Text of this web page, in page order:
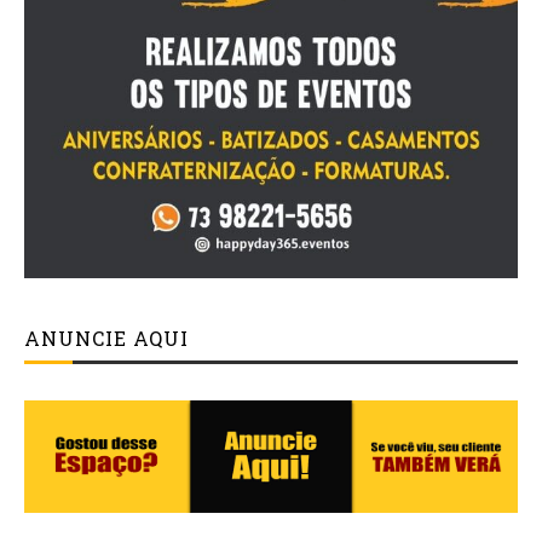
ANUNCIE AQUI